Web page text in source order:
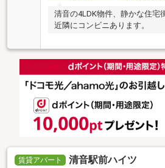
清音の4LDK物件、静かな住宅
近隣にコンビニあります。
賃貸アパート 清音駅前ハイツ